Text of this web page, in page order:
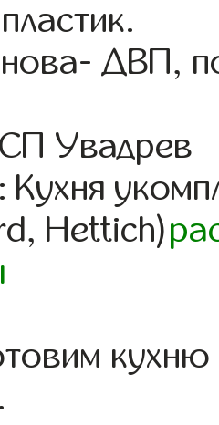
ДВП,
Увадрев
Hettich)